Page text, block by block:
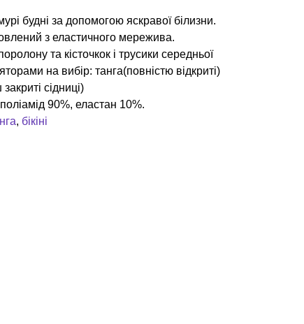
будні за допомогою яскравої білизни.
з еластичного мережива.
та кісточкок і трусики середньої
на вибір: танга(повністю відкриті)
закриті сідниці)
90%, еластан 10%.
, бікіні